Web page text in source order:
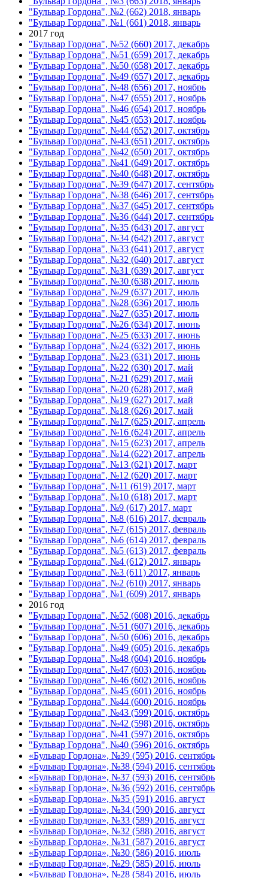
"Бульвар Гордона", №2 (662) 2018, январь
"Бульвар Гордона", №1 (661) 2018, январь
2017 год
"Бульвар Гордона", №52 (660) 2017, декабрь
"Бульвар Гордона", №51 (659) 2017, декабрь
"Бульвар Гордона", №50 (658) 2017, декабрь
"Бульвар Гордона", №49 (657) 2017, декабрь
"Бульвар Гордона", №48 (656) 2017, ноябрь
"Бульвар Гордона", №47 (655) 2017, ноябрь
"Бульвар Гордона", №46 (654) 2017, ноябрь
"Бульвар Гордона", №45 (653) 2017, ноябрь
"Бульвар Гордона", №44 (652) 2017, октябрь
"Бульвар Гордона", №43 (651) 2017, октябрь
"Бульвар Гордона", №42 (650) 2017, октябрь
"Бульвар Гордона", №41 (649) 2017, октябрь
"Бульвар Гордона", №40 (648) 2017, октябрь
"Бульвар Гордона", №39 (647) 2017, сентябрь
"Бульвар Гордона", №38 (646) 2017, сентябрь
"Бульвар Гордона", №37 (645) 2017, сентябрь
"Бульвар Гордона", №36 (644) 2017, сентябрь
"Бульвар Гордона", №35 (643) 2017, август
"Бульвар Гордона", №34 (642) 2017, август
"Бульвар Гордона", №33 (641) 2017, август
"Бульвар Гордона", №32 (640) 2017, август
"Бульвар Гордона", №31 (639) 2017, август
"Бульвар Гордона", №30 (638) 2017, июль
"Бульвар Гордона", №29 (637) 2017, июль
"Бульвар Гордона", №28 (636) 2017, июль
"Бульвар Гордона", №27 (635) 2017, июль
"Бульвар Гордона", №26 (634) 2017, июнь
"Бульвар Гордона", №25 (633) 2017, июнь
"Бульвар Гордона", №24 (632) 2017, июнь
"Бульвар Гордона", №23 (631) 2017, июнь
"Бульвар Гордона", №22 (630) 2017, май
"Бульвар Гордона", №21 (629) 2017, май
"Бульвар Гордона", №20 (628) 2017, май
"Бульвар Гордона", №19 (627) 2017, май
"Бульвар Гордона", №18 (626) 2017, май
"Бульвар Гордона", №17 (625) 2017, апрель
"Бульвар Гордона", №16 (624) 2017, апрель
"Бульвар Гордона", №15 (623) 2017, апрель
"Бульвар Гордона", №14 (622) 2017, апрель
"Бульвар Гордона", №13 (621) 2017, март
"Бульвар Гордона", №12 (620) 2017, март
"Бульвар Гордона", №11 (619) 2017, март
"Бульвар Гордона", №10 (618) 2017, март
"Бульвар Гордона", №9 (617) 2017, март
"Бульвар Гордона", №8 (616) 2017, февраль
"Бульвар Гордона", №7 (615) 2017, февраль
"Бульвар Гордона", №6 (614) 2017, февраль
"Бульвар Гордона", №5 (613) 2017, февраль
"Бульвар Гордона", №4 (612) 2017, январь
"Бульвар Гордона", №3 (611) 2017, январь
"Бульвар Гордона", №2 (610) 2017, январь
"Бульвар Гордона", №1 (609) 2017, январь
2016 год
"Бульвар Гордона", №52 (608) 2016, декабрь
"Бульвар Гордона", №51 (607) 2016, декабрь
"Бульвар Гордона", №50 (606) 2016, декабрь
"Бульвар Гордона", №49 (605) 2016, декабрь
"Бульвар Гордона", №48 (604) 2016, ноябрь
"Бульвар Гордона", №47 (603) 2016, ноябрь
"Бульвар Гордона", №46 (602) 2016, ноябрь
"Бульвар Гордона", №45 (601) 2016, ноябрь
"Бульвар Гордона", №44 (600) 2016, ноябрь
"Бульвар Гордона", №43 (599) 2016, октябрь
"Бульвар Гордона", №42 (598) 2016, октябрь
"Бульвар Гордона", №41 (597) 2016, октябрь
"Бульвар Гордона", №40 (596) 2016, октябрь
«Бульвар Гордона», №39 (595) 2016, сентябрь
«Бульвар Гордона», №38 (594) 2016, сентябрь
«Бульвар Гордона», №37 (593) 2016, сентябрь
«Бульвар Гордона», №36 (592) 2016, сентябрь
«Бульвар Гордона», №35 (591) 2016, август
«Бульвар Гордона», №34 (590) 2016, август
«Бульвар Гордона», №33 (589) 2016, август
«Бульвар Гордона», №32 (588) 2016, август
«Бульвар Гордона», №31 (587) 2016, август
«Бульвар Гордона», №30 (586) 2016, июль
«Бульвар Гордона», №29 (585) 2016, июль
«Бульвар Гордона», №28 (584) 2016, июль